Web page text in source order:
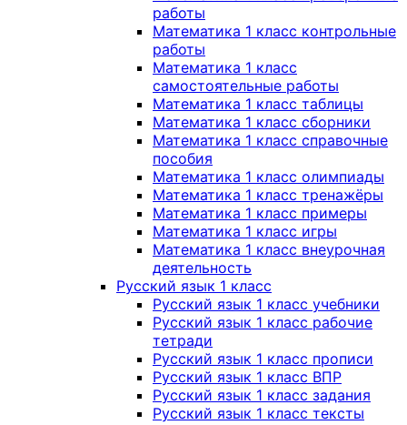
работы
Математика 1 класс контрольные
работы
Математика 1 класс
самостоятельные работы
Математика 1 класс таблицы
Математика 1 класс сборники
Математика 1 класс справочные
пособия
Математика 1 класс олимпиады
Математика 1 класс тренажёры
Математика 1 класс примеры
Математика 1 класс игры
Математика 1 класс внеурочная
деятельность
Русский язык 1 класс
Русский язык 1 класс учебники
Русский язык 1 класс рабочие
тетради
Русский язык 1 класс прописи
Русский язык 1 класс ВПР
Русский язык 1 класс задания
Русский язык 1 класс тексты